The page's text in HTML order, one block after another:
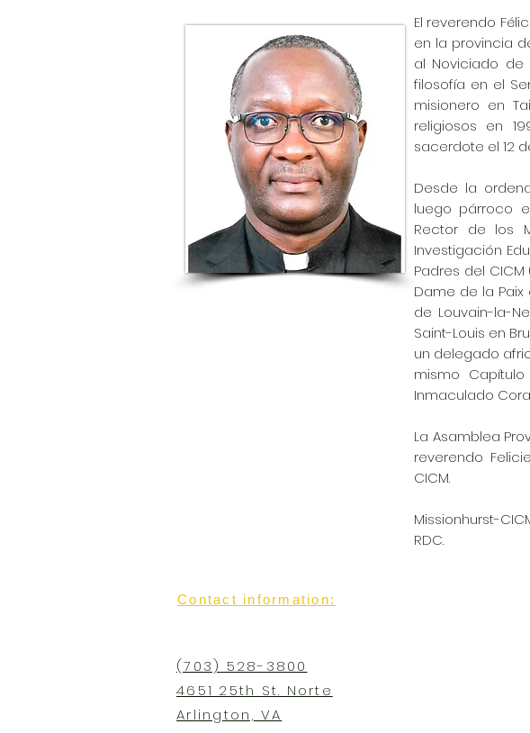
El reverendo
en la provincia
al Noviciado de
filosofía en el
misionero en
religiosos en
sacerdote el 12
Desde la
luego párroco
Rector de los
Investigación
Padres del
Dame de la
de Louvain-la-
Saint-Louis en
un delegado
mismo
Inmaculado
La Asamblea
reverendo
CICM.
Missionhurst-
RDC.
Contact information:
(703) 528-3800
4651 25th St. Norte
Arlington, VA